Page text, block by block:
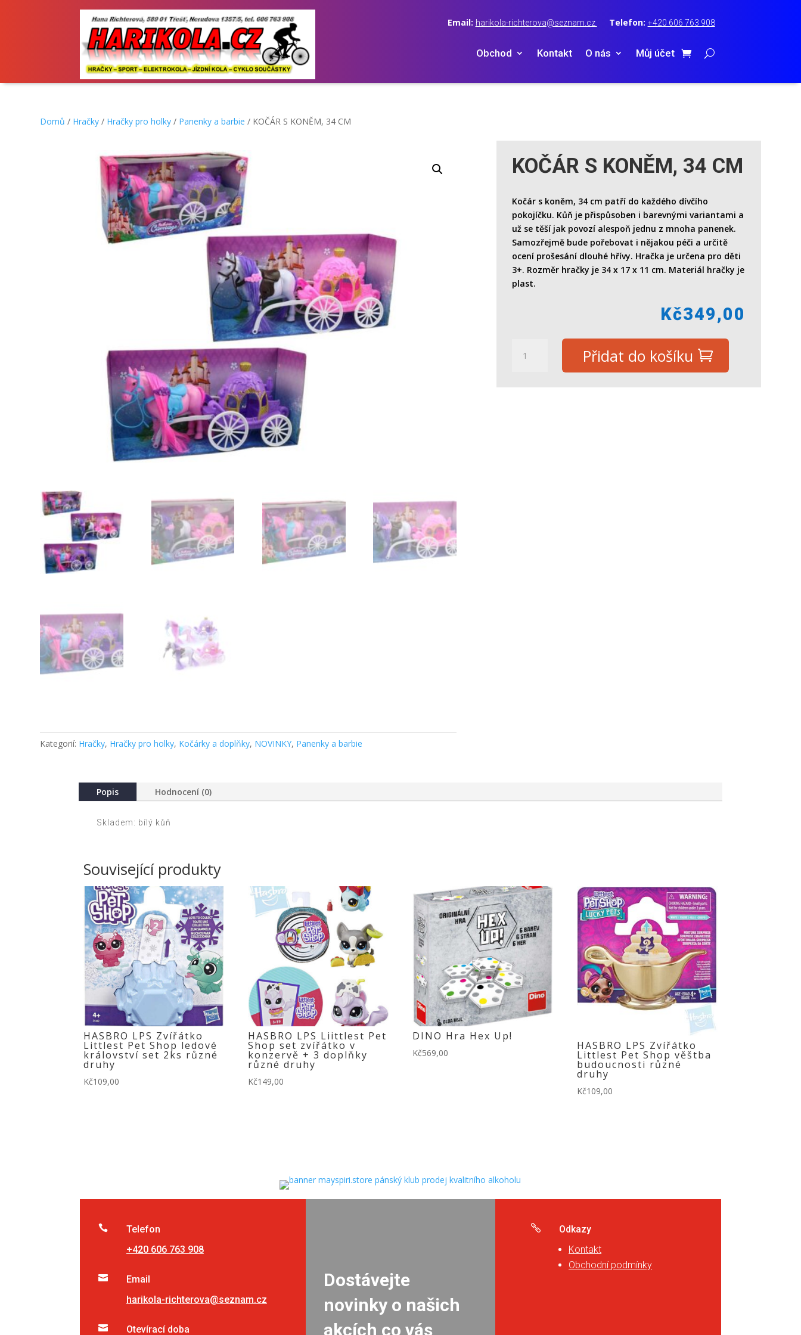
Telefon: +420 606 763 908
Email: harikola-richterova@seznam.cz
Obchod Kontakt O nás Můj účet
Domů / Hračky / Hračky pro holky / Panenky a barbie / KOČÁR S KONĚM, 34 CM
Kategorií: Hračky, Hračky pro holky, Kočárky a doplňky, NOVINKY, Panenky a barbie
KOČÁR S KONĚM, 34 CM
Kočár s koněm, 34 cm patří do každého dívčího
pokojíčku. Kůň je přispůsoben i barevnými variantami a
už se těší jak povozí alespoň jednu z mnoha panenek.
Samozřejmě bude pořebovat i nějakou péči a určitě
ocení prošesání dlouhé hřívy. Hračka je určena pro děti
3+. Rozměr hračky je 34 x 17 x 11 cm. Materiál hračky je
plast.
Kč349,00
Přidat do košíku
Popis Hodnocení (0)
Skladem: bílý kůň
Související produkty
HASBRO LPS Zvířátko
Littlest Pet Shop ledové
království set 2ks různé
druhy
Kč109,00
HASBRO LPS Liittlest Pet
Shop set zvířátko v
konzervě + 3 doplňky
různé druhy
Kč149,00
DINO Hra Hex Up!
Kč569,00
HASBRO LPS Zvířátko
Littlest Pet Shop věštba
budoucnosti různé
druhy
Kč109,00

Telefon
+420 606 763 908

Email
harikola-richterova@seznam.cz
 Otevírací doba
Dostávejte
novinky o našich
akcích co vás

Odkazy
Kontakt
Obchodní podmínky